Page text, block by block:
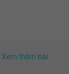
Xem thêm bài